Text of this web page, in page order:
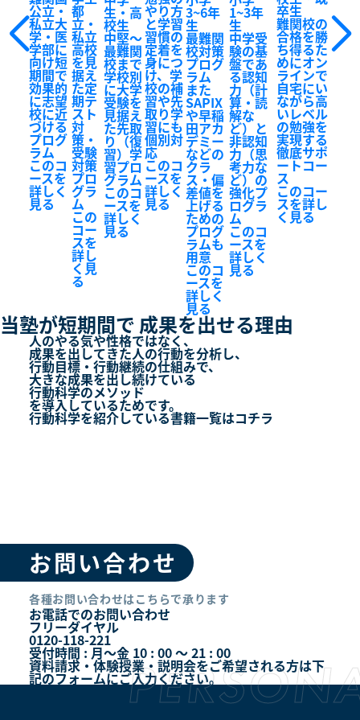
公立・
私立大
学・医
学部に
向け短
期間で
効果的
に志望
校に近
づける
プログ
ラム
このコ
ースを
詳しく
見る
都
立・
私立
高校
を見
据え
た定
期テ
スト
対
策・
受験
対策
プロ
グラ
ム
この
コー
スを
詳し
く見
る
生・高
校生
中堅～
最難関
校まで
学校別
に大学
受験を
見据え
た先取
り（復
習）学
習プロ
グラム
このコ
ースを
詳しく
見る
やり方
と学習
習慣の
定着を
身につ
け、学
校の補
習や先
取り学
習にも
個別対
応
このコ
ースを
詳しく
見る
3~6年
生
最難関
校対策
プログ
ラム
また
SAPIX
や早稲
田アカ
デミー
などの
クラ
ス・偏
差値を
上げる
ための
プログ
ラムも
用意
このコ
ースを
詳しく
見る
1~3年
生
中学受
験の基
盤であ
る認知
力（計
算・読
解な
ど）と
非認知
力（思
考力な
ど）の
強化プ
ログラ
ム
このコ
ースを
詳しく
見る
卒生
難関校の
合格を勝
ち得るた
めにオン
ラインで
自宅にい
ながら高
いレベル
の勉強を
実現する
徹底サポ
ートコー
ス
このコー
スを詳し
く見る
当塾が短期間で 成果を出せる理由
人のやる気や性格ではなく、
成果を出してきた人の行動を分析し、
行動目標・行動継続の仕組みで、
大きな成果を出し続けている
行動科学のメソッド
を導入しているためです。
行動科学を紹介している書籍一覧はコチラ
お問い合わせ
各種お問い合わせはこちらで承ります
お電話でのお問い合わせ
フリーダイヤル
0120-118-221
受付時間 : 月～金 10 : 00 ～ 21 : 00
資料請求・体験授業・説明会をご希望される方は下
記のフォームにご入力ください。